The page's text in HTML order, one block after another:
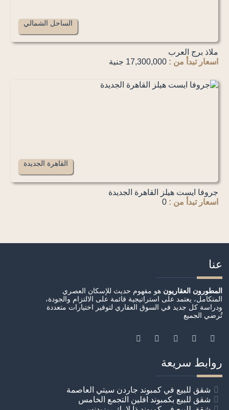
الساحل الشمالي
ملاذ برج العرب
اسعار تبدأ من : 17,300,000 جنية
القاهرة الجديدة
جروفا ايست هيلز القاهرة الجديدة
اسعار تبدأ من : 0
عنا
المطورون العقاريون هو مفهوم حديث للإسكان العصري
المتكامل، يعتمد على استراتيجية قائمة على الالتزام والجودة،
ودراسة كل جديد في السوق العقاري لتوفير اختيارات متعددة
تُرضي الجميع
روابط سريعة
شقق للبيع في كمبوند جاردن سيتي العاصمة
شقق للبيع بكمبوند افلين التجمع الخامس